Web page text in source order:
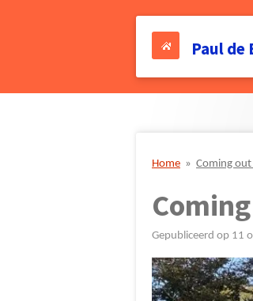
hoofdinhoud
Paul de
Home » Coming out
Gepubliceerd op 11